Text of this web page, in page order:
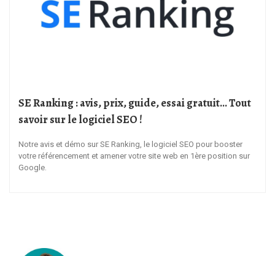
SE Ranking : avis, prix, guide, essai gratuit… Tout
savoir sur le logiciel SEO !
Notre avis et démo sur SE Ranking, le logiciel SEO pour booster
votre référencement et amener votre site web en 1ère position sur
Google.